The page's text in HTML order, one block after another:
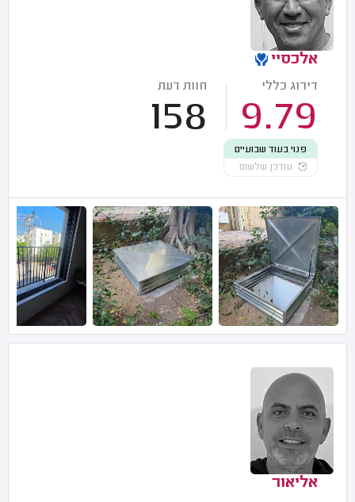
אלכסיי
דירוג כללי
9.79
חוות דעת
158
פנוי בעוד שבועיים
עודכן שלשום
אליאור